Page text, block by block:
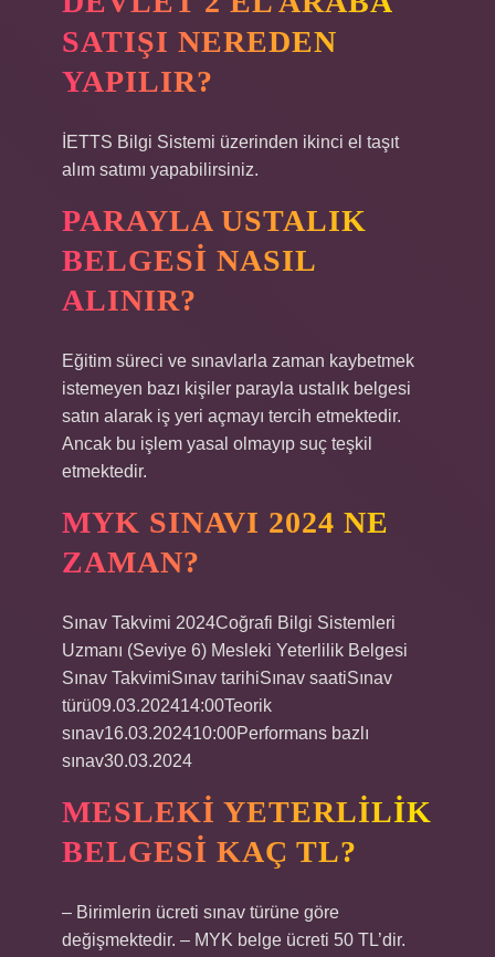
SATIŞI NEREDEN
YAPILIR?
İETTS Bilgi Sistemi üzerinden ikinci el taşıt
alım satımı yapabilirsiniz.
PARAYLA USTALIK
BELGESI NASIL
ALINIR?
Eğitim süreci ve sınavlarla zaman kaybetmek
istemeyen bazı kişiler parayla ustalık belgesi
satın alarak iş yeri açmayı tercih etmektedir.
Ancak bu işlem yasal olmayıp suç teşkil
etmektedir.
MYK SINAVI 2024 NE
ZAMAN?
Sınav Takvimi 2024Coğrafi Bilgi Sistemleri
Uzmanı (Seviye 6) Mesleki Yeterlilik Belgesi
Sınav TakvimiSınav tarihiSınav saatiSınav
türü09.03.202414:00Teorik
sınav16.03.202410:00Performans bazlı
sınav30.03.2024
MESLEKI YETERLILIK
BELGESI KAÇ TL?
– Birimlerin ücreti sınav türüne göre
değişmektedir. – MYK belge ücreti 50 TL’dir.